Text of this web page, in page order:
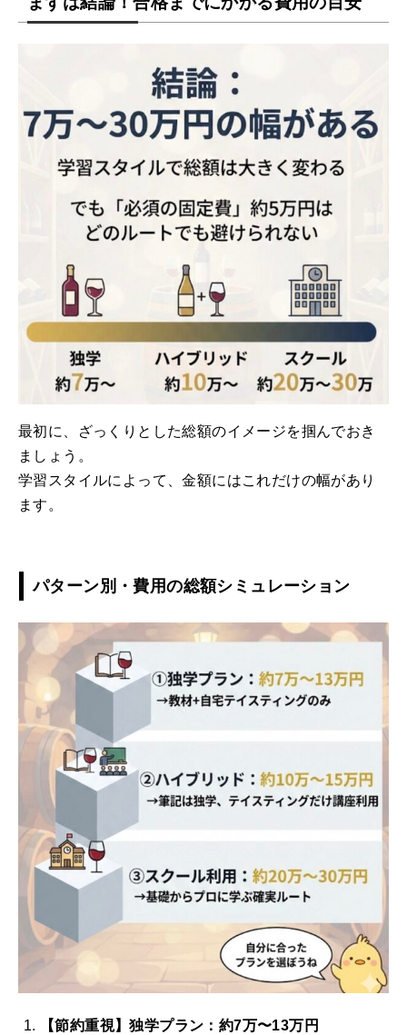
最初に、ざっくりとした総額のイメージを掴んでおき
ましょう。
学習スタイルによって、金額にはこれだけの幅があり
ます。
パターン別・費用の総額シミュレーション
【節約重視】独学プラン：約7万〜13万円